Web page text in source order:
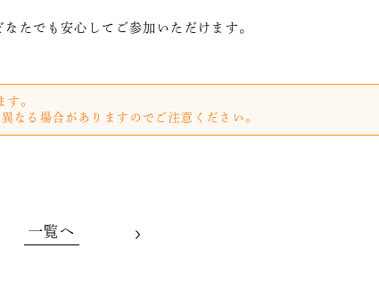
たでも安心してご参加いただけます。
す。
なる場合がありますのでご注意ください。
一覧へ